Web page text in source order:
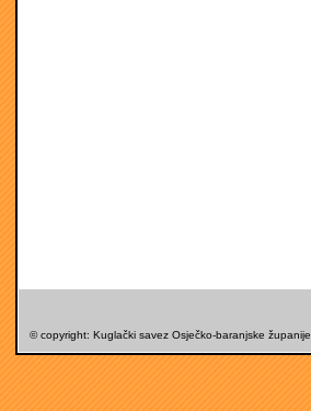
© copyright: Kuglački savez Osječko-baranjske županije